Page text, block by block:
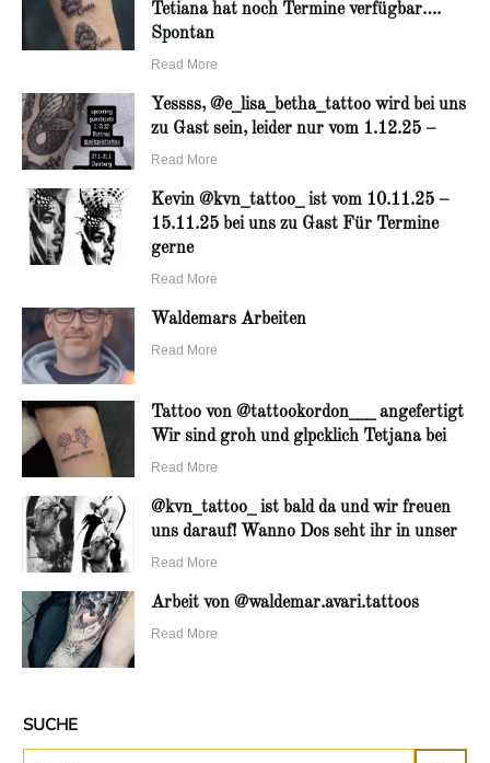
Tetiana hat noch Termine verfügbar….
Spontan
Read More
Yessss, @e_lisa_betha_tattoo wird bei uns
zu Gast sein, leider nur vom 1.12.25 –
Read More
Kevin @kvn_tattoo_ ist vom 10.11.25 –
15.11.25 bei uns zu Gast Für Termine
gerne
Read More
Waldemars Arbeiten
Read More
Tattoo von @tattookordon___ angefertigt
Wir sind groh und glpcklich Tetjana bei
Read More
@kvn_tattoo_ ist bald da und wir freuen
uns darauf! Wanno Dos seht ihr in unser
Read More
Arbeit von @waldemar.avari.tattoos
Read More
SUCHE